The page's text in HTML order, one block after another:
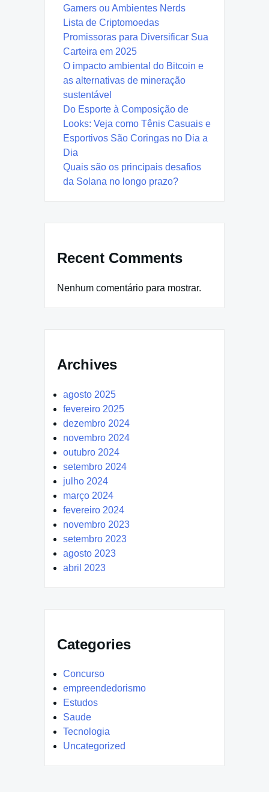
Gamers ou Ambientes Nerds
Lista de Criptomoedas
Promissoras para Diversificar Sua
Carteira em 2025
O impacto ambiental do Bitcoin e
as alternativas de mineração
sustentável
Do Esporte à Composição de
Looks: Veja como Tênis Casuais e
Esportivos São Coringas no Dia a
Dia
Quais são os principais desafios
da Solana no longo prazo?
Recent Comments
Nenhum comentário para mostrar.
Archives
agosto 2025
fevereiro 2025
dezembro 2024
novembro 2024
outubro 2024
setembro 2024
julho 2024
março 2024
fevereiro 2024
novembro 2023
setembro 2023
agosto 2023
abril 2023
Categories
Concurso
empreendedorismo
Estudos
Saude
Tecnologia
Uncategorized